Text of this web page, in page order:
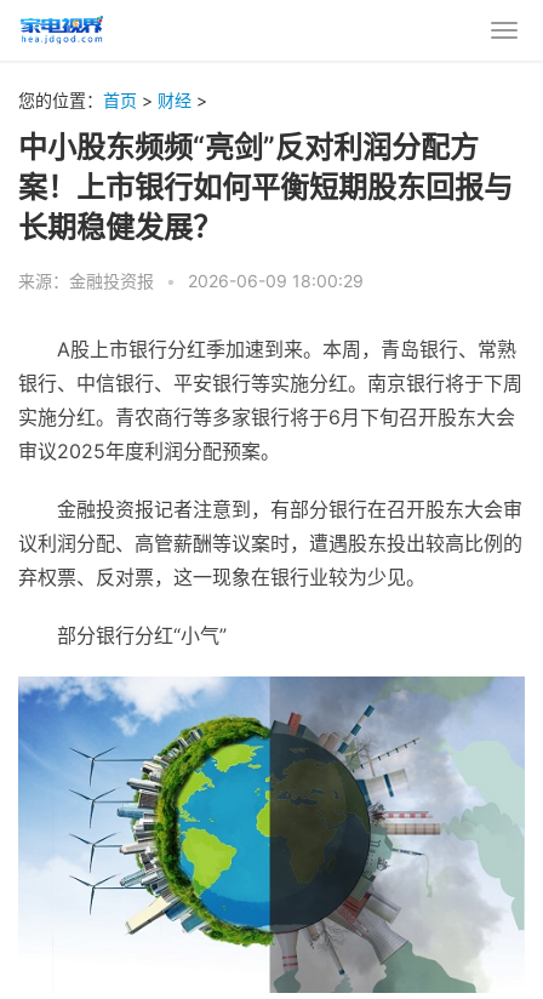
您的位置： 首页 > 财经 >
中小股东频频“亮剑”反对利润分配方
案！上市银行如何平衡短期股东回报与
长期稳健发展？
来源：金融投资报 • 2026-06-09 18:00:29
A股上市银行分红季加速到来。本周，青岛银行、常熟
银行、中信银行、平安银行等实施分红。南京银行将于下周
实施分红。青农商行等多家银行将于6月下旬召开股东大会
审议2025年度利润分配预案。
金融投资报记者注意到，有部分银行在召开股东大会审
议利润分配、高管薪酬等议案时，遭遇股东投出较高比例的
弃权票、反对票，这一现象在银行业较为少见。
部分银行分红“小气”